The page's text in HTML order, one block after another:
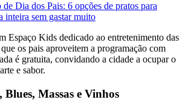
Dia dos Pais: 6 opções de pratos para
inteira sem gastar muito
Espaço Kids dedicado ao entretenimento das
os pais aproveitem a programação com
é gratuita, convidando a cidade a ocupar o
e sabor.
Blues, Massas e Vinhos